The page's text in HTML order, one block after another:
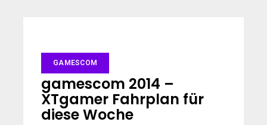
GAMESCOM
gamescom 2014 –
XTgamer Fahrplan für
diese Woche